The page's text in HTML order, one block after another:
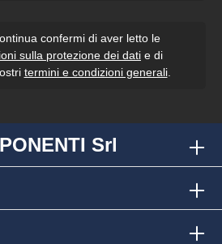
confermi di aver letto le
sulla protezione dei dati e di
termini e condizioni generali.
Srl